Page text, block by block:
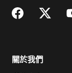
關於我們